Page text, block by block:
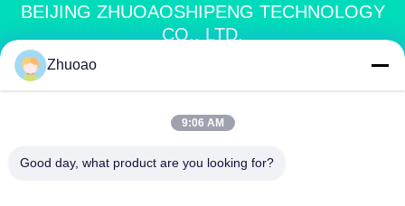
BEIJING ZHUOAOSHIPENG TECHNOLOGY
CO., LTD.
86-138-10893981
Zhuoao
9:06 AM
Good day, what product are you looking for?